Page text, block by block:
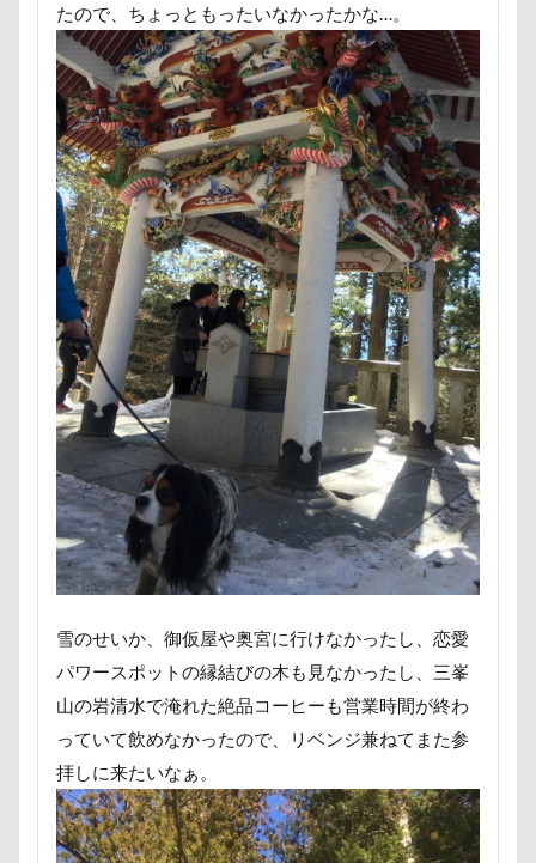
たので、ちょっともったいなかったかな…。
雪のせいか、御仮屋や奥宮に行けなかったし、恋愛
パワースポットの縁結びの木も見なかったし、三峯
山の岩清水で淹れた絶品コーヒーも営業時間が終わ
っていて飲めなかったので、リベンジ兼ねてまた参
拝しに来たいなぁ。
そば処 夢の舎
ぶーちゃん（Blendyくん）
ご褒美オヤツ
すけろくくん
しろいぬカフェ
しょーたくん
しまホイ
しずくちゃん
さむおくん
さすけくん
さくらちゃん
さいたま市
ご褒美
すっとぼけ
ごんたろうくん
ごみ好き
ごちそう
こまざわフルーツファーム
この顔が好き
こそどろ部
ここちゃん
ここあちゃん
こいずみ動物病院
すすきちゃん
すばる0才
せんたろうくん
すばるん卓上カレンダー
せくし～
ずぼら
すーぱーひーろー
すももちゃん
すばる母
すばる棚
すばる号
すばる兄弟
すばるの家
すばる10才
すばるなクローゼット
すばるちゃん
すばる9才
すばる7才
すばる6才
すばる4才
すばる2才
すばる1才
ぶなの湯
ほうとう
くんくんゲーム アゴ
アプリ
アビーちゃん
アネラ
アニマルコミュニケーター
アニマルオブジェ
アトリエワフ
アトリエイマージュ
アジリティ